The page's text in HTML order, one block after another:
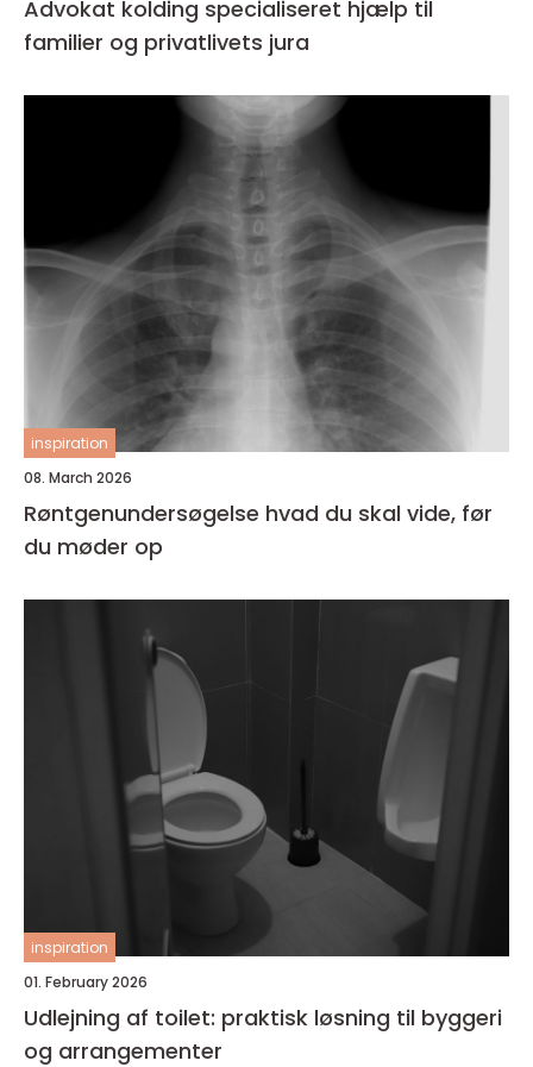
Advokat kolding specialiseret hjælp til
familier og privatlivets jura
inspiration
08. March 2026
Røntgenundersøgelse hvad du skal vide, før
du møder op
inspiration
01. February 2026
Udlejning af toilet: praktisk løsning til byggeri
og arrangementer